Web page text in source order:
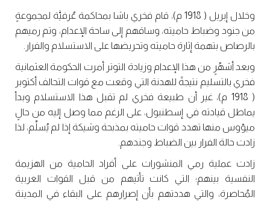
وخلال إبريل ( 1918 م)، قام فخري باشا بمحاكمة عُرفيَّة لمجموعةٍ
من جنود وضباط حاميته، وساقهم إلى ساحة الإعدام، وتم رميهم
بالرصاص بتهمة إثارة حاميته وتحريضها على الاستسلام والفرار.
وبعد أشهُرٍ من هذا الإعدام وزيادة التوتر أمرت الحكومة العثمانية
فخري بالتسليم نتيجةً للهدنة التي وقعت مع قوات التحالف أكتوبر
( 1918 م)، غير أن طبيعة فخري لم تقبل هذا الاستسلام وبدأ
يماطل قيادته في إسطنبول، على الرغم مما وصل إليه من حالٍ
ميؤوس منها تهدد قوات حاميته بمذبحة وشيكة إذا لم يُسلِّم، لذا
زادت حالة الفرار بين الضباط وجندهم.
زادت عملية رمي المنشورات على أفراد الحامية من الهزيمة
النفسية بينهم؛ التي كانت تأتيهم من قبل القوات العربية
المُحاصرة، والتي هددتهم بأن إصرارهم على البقاء في المدينة